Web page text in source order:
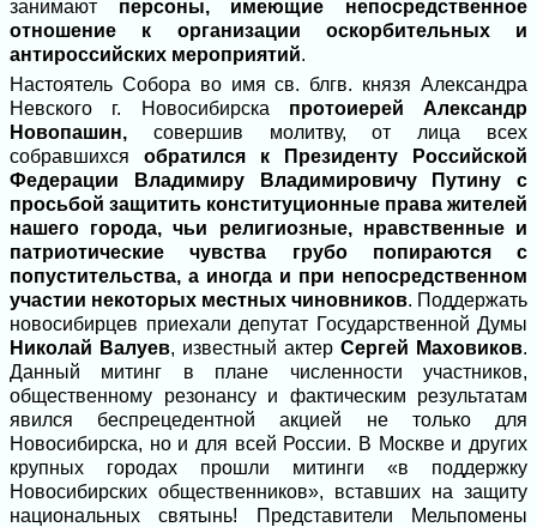
занимают персоны, имеющие непосредственное
отношение к организации оскорбительных и
антироссийских мероприятий.
Настоятель Собора во имя св. блгв. князя Александра
Невского г. Новосибирска протоиерей Александр
Новопашин, совершив молитву, от лица всех
собравшихся обратился к Президенту Российской
Федерации Владимиру Владимировичу Путину
с
просьбой защитить конституционные права жителей
нашего города, чьи религиозные, нравственные и
патриотические чувства грубо попираются с
попустительства, а иногда и при непосредственном
участии некоторых местных чиновников. Поддержать
новосибирцев приехали депутат Государственной Думы
Николай Валуев, известный актер Сергей Маховиков.
Данный митинг в плане численности участников,
общественному резонансу и фактическим результатам
явился беспрецедентной акцией не только для
Новосибирска, но и для всей России. В Москве и других
крупных городах прошли митинги «в поддержку
Новосибирских общественников», вставших на защиту
национальных святынь! Представители Мельпомены